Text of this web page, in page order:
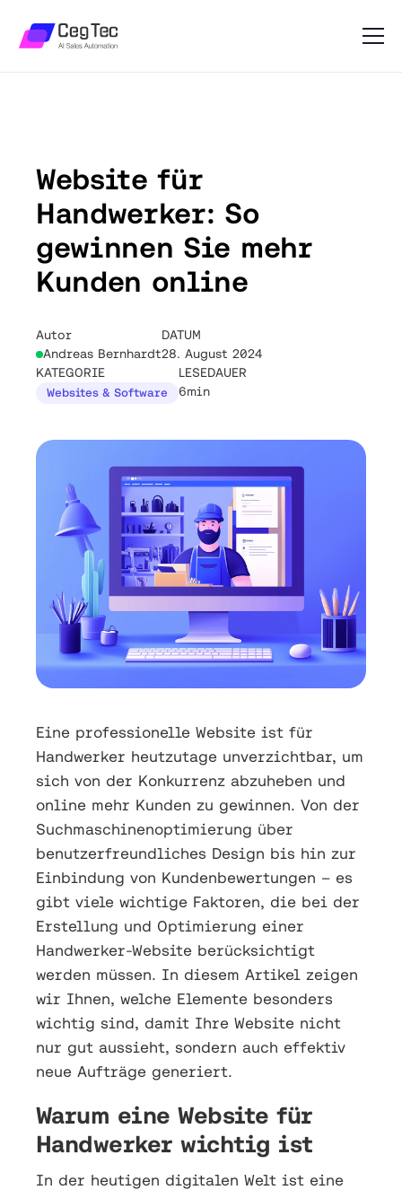
Website für
Handwerker: So
gewinnen Sie mehr
Kunden online
Autor
Andreas Bernhardt
DATUM
28. August 2024
KATEGORIE
Websites & Software
LESEDAUER
6min
Eine professionelle Website ist für
Handwerker heutzutage unverzichtbar, um
sich von der Konkurrenz abzuheben und
online mehr Kunden zu gewinnen. Von der
Suchmaschinenoptimierung über
benutzerfreundliches Design bis hin zur
Einbindung von Kundenbewertungen – es
gibt viele wichtige Faktoren, die bei der
Erstellung und Optimierung einer
Handwerker-Website berücksichtigt
werden müssen. In diesem Artikel zeigen
wir Ihnen, welche Elemente besonders
wichtig sind, damit Ihre Website nicht
nur gut aussieht, sondern auch effektiv
neue Aufträge generiert.
Warum eine Website für
Handwerker wichtig ist
In der heutigen digitalen Welt ist eine